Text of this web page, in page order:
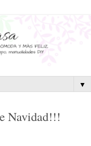
▼
Navidad!!!